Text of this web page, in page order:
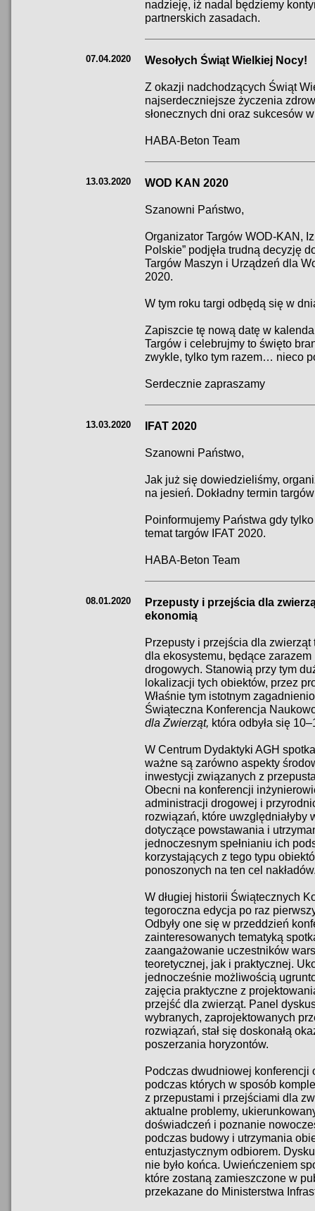
nadzieję, iż nadal będziemy
partnerskich zasadach.
07.04.2020 Wesołych Świąt Wielkiej Nocy!
Z okazji nadchodzących Świąt
najserdeczniejsze życzenia
słonecznych dni oraz sukcesów
HABA-Beton Team
13.03.2020 WOD KAN 2020
Szanowni Państwo,
Organizator Targów WOD-KAN,
Polskie” podjęła trudną decyzję
Targów Maszyn i Urządzeń dla
2020.
W tym roku targi odbędą się w
Zapiszcie tę nową datę w
Targów i celebrujmy to święto
zwykle, tylko tym razem… nieco
Serdecznie zapraszamy
13.03.2020 IFAT 2020
Szanowni Państwo,
Jak już się dowiedzieliśmy,
na jesień. Dokładny termin
Poinformujemy Państwa gdy
temat targów IFAT 2020.
HABA-Beton Team
08.01.2020
Przepusty i przejścia dla
ekonomią
Przepusty i przejścia dla
dla ekosystemu, będące
drogowych. Stanowią przy tym
lokalizacji tych obiektów, przez
Właśnie tym istotnym
Świąteczna Konferencja
dla Zwierząt, która odbyła się
W Centrum Dydaktyki AGH
ważne są zarówno aspekty
inwestycji związanych z
Obecni na konferencji
administracji drogowej i
rozwiązań, które uwzględniałyby
dotyczące powstawania i
jednoczesnym spełnianiu ich
korzystających z tego typu
ponoszonych na ten cel
W długiej historii Świątecznych
tegoroczna edycja po raz
Odbyły one się w przeddzień
zainteresowanych tematyką
zaangażowanie uczestników
teoretycznej, jak i praktycznej.
jednocześnie możliwością
zajęcia praktyczne z
przejść dla zwierząt. Panel
wybranych, zaprojektowanych
rozwiązań, stał się doskonałą
poszerzania horyzontów.
Podczas dwudniowej konferencji
podczas których w sposób
z przepustami i przejściami dla
aktualne problemy,
doświadczeń i poznanie
podczas budowy i utrzymania
entuzjastycznym odbiorem.
nie było końca. Uwieńczeniem
które zostaną zamieszczone w
przekazane do Ministerstwa